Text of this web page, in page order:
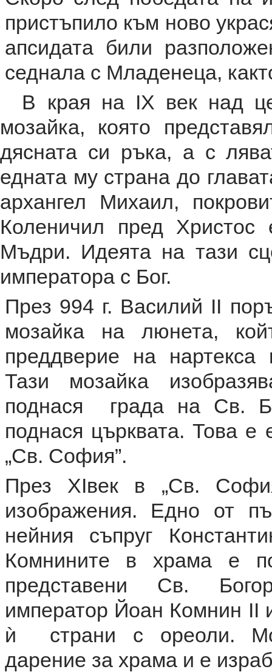
пристъпило към ново
апсидата били
седнала с Младенеца,
В края на IX век над
мозайка, която
дясната си ръка, а с
едната му страна до
архангел Михаил,
Коленичил пред
Мъдри. Идеята на тази
императора с Бог.
През 994 г. Василий II
мозайка на люнета,
преддверие на нартекса
Тази мозайка
поднася града на Св.
поднася църквата. Това е
„Св. София”.
През XIвек в „Св.
изображения. Едно от
нейния съпруг
Комнините в храма е
представени Св.
император Йоан Комнин II
ѝ страни с ореоли.
дарение за храма и е